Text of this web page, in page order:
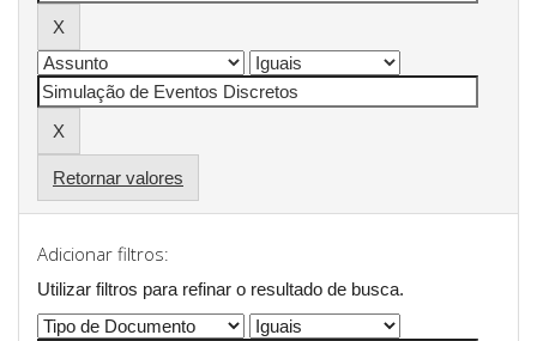
Retornar valores
Adicionar filtros:
Utilizar filtros para refinar o resultado de busca.